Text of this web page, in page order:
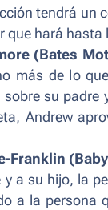
tendrá un
que hará
(Bates
más de lo
su padre
Andrew
Franklin (
a su hijo, la
a la persona